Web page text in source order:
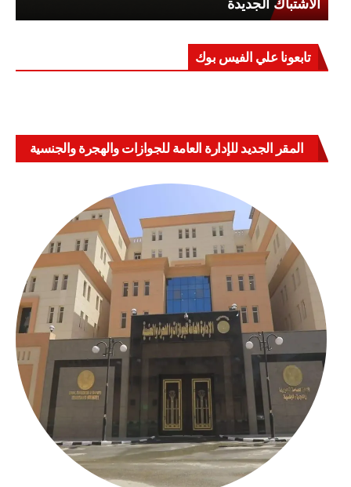
تابعونا علي الفيس بوك
المقر الجديد للإدارة العامة للجوازات والهجرة والجنسية